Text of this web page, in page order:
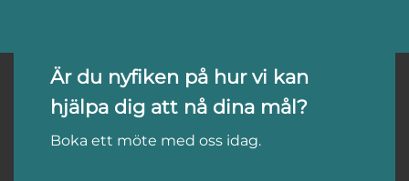
Är du nyfiken på hur vi kan
hjälpa dig att nå dina mål?
Boka ett möte med oss idag.